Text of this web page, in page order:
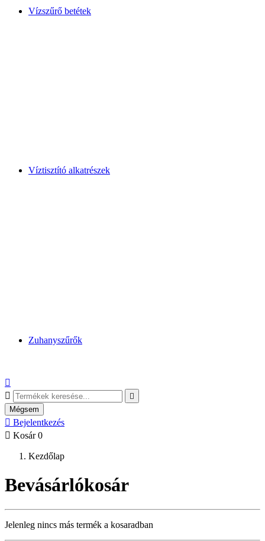
Vízszűrő betétek
Víztisztító alkatrészek
Zuhanyszűrők



Mégsem
 Bejelentkezés
 Kosár 0
Kezdőlap
Bevásárlókosár
Jelenleg nincs más termék a kosaradban